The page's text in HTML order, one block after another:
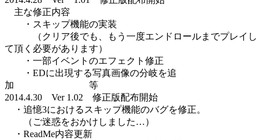
主な修正内容
・スキップ機能の実装
（クリア後でも、もう一度エンドロールまでプレイし
て頂く必要があります）
・一部イベントのエフェクト修正
・EDに出現する写真画像の分岐を追
加 等
2014.4.30 Ver 1.02 修正版配布開始
・追憶3におけるスキップ機能のバグを修正。
（ご迷惑をおかけしました…）
・ReadMe内容更新